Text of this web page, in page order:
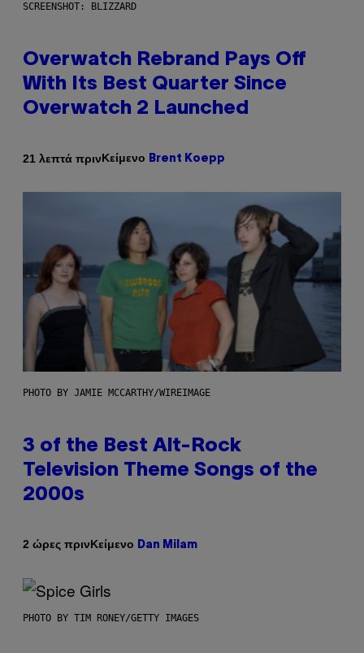
SCREENSHOT: BLIZZARD
Overwatch Rebrand Pays Off
With Its Best Quarter Since
Overwatch 2 Launched
21 λεπτά πρινΚείμενο Brent Koepp
PHOTO BY JAMIE MCCARTHY/WIREIMAGE
3 of the Best Alt-Rock
Television Theme Songs of the
2000s
2 ώρες πρινΚείμενο Dan Milam
PHOTO BY TIM RONEY/GETTY IMAGES